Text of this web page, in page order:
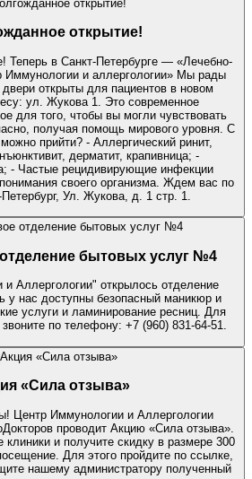
открытие!
Теперь в Санкт-Петербурге — «Лечебно-
и аллергологии» Мы рады
открыты для пациентов в новом
1. Это современное
для того, чтобы вы могли чувствовать
получая помощь мирового уровня. С
прийти? - Аллергический ринит,
дерматит, крапивница; -
- Частые рецидивирующие инфекции
своего организма. Ждем вас по
Ул. Жукова, д. 1 стр. 1.
бытовых услуг №4
Аллергологии" открылось отделение
у нас доступны безопасный маникюр и
услуги и ламинирование ресниц. Для
записи и консультаций звоните по телефону: +7 (960) 831-64-51.
«Сила отзыва»
Центр Иммунологии и Аллергологии
проводит Акцию «Сила отзыва».
клиники и получите скидку в размере 300
Для этого пройдите по ссылке,
нашему администратору полученный